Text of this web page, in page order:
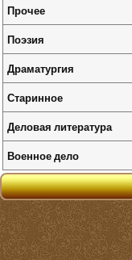
Прочее
Поэзия
Драматургия
Старинное
Деловая литература
Военное дело